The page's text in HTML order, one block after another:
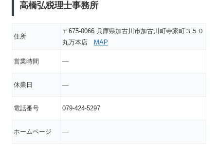
高橋弘税理士事務所
住所
〒675-0066 兵庫県加古川市加古川町寺家町３５０
丸万本店 MAP
営業時間 ―
休業日 ―
電話番号 079-424-5297
ホームページ ―